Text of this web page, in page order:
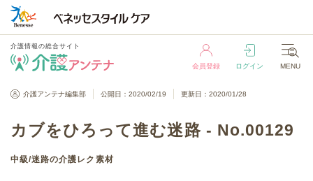
介護情報の総合サイト
会員登録 ログイン MENU
介護情報の総合サイト
介護アンテナ編集部 公開日：2020/02/19 更新日：2020/01/28
カブをひろって進む迷路 - No.00129
中級/迷路の介護レク素材